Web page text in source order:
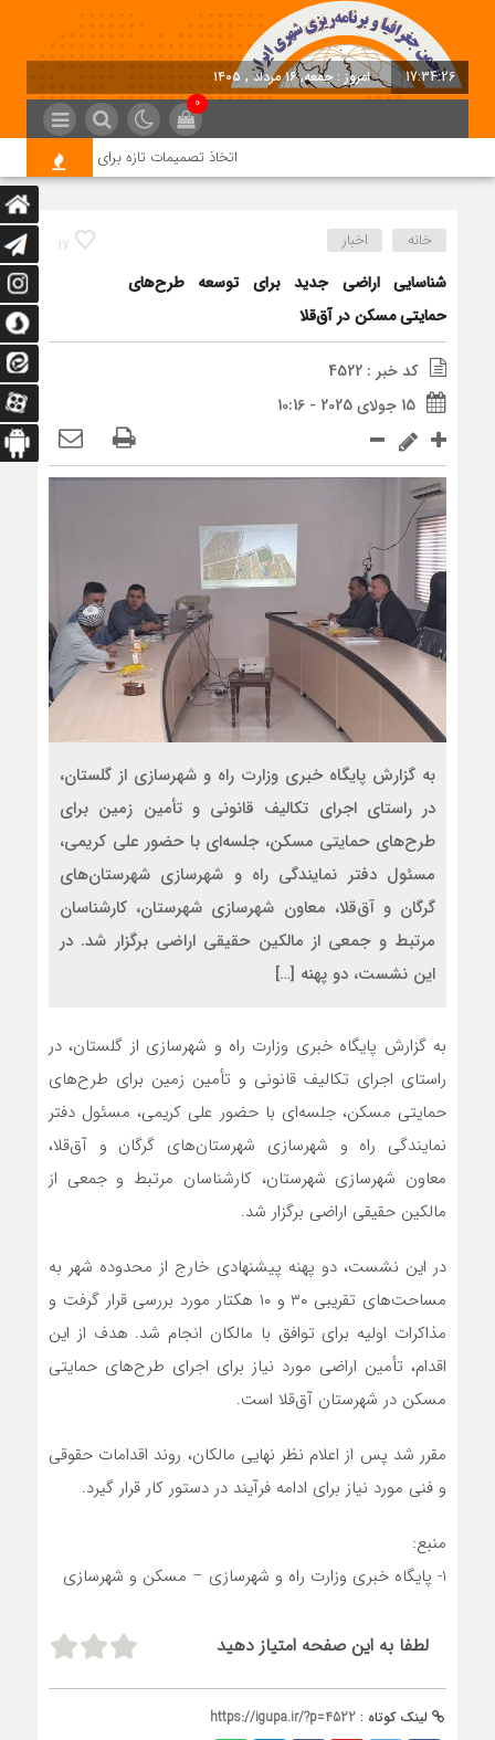
17:34:26 امروز : جمعه, ۱۶ مرداد , ۱۴۰۵
0
اتخاذ تصمیمات تازه برای تسریع در روند
17 خانه اخبار
شناسایی اراضی جدید برای توسعه طرح‌های
حمایتی مسکن در آق‌قلا
کد خبر : 4522
15 جولای 2025 - 10:16
به گزارش پایگاه خبری وزارت راه و شهرسازی از گلستان،
در راستای اجرای تکالیف قانونی و تأمین زمین برای
طرح‌های حمایتی مسکن، جلسه‌ای با حضور علی کریمی،
مسئول دفتر نمایندگی راه و شهرسازی شهرستان‌های
گرگان و آق‌قلا، معاون شهرسازی شهرستان، کارشناسان
مرتبط و جمعی از مالکین حقیقی اراضی برگزار شد. در
این نشست، دو پهنه […]
به گزارش پایگاه خبری وزارت راه و شهرسازی از گلستان، در
راستای اجرای تکالیف قانونی و تأمین زمین برای طرح‌های
حمایتی مسکن، جلسه‌ای با حضور علی کریمی، مسئول دفتر
نمایندگی راه و شهرسازی شهرستان‌های گرگان و آق‌قلا،
معاون شهرسازی شهرستان، کارشناسان مرتبط و جمعی از
مالکین حقیقی اراضی برگزار شد.
در این نشست، دو پهنه پیشنهادی خارج از محدوده شهر به
مساحت‌های تقریبی ۳۰ و ۱۰ هکتار مورد بررسی قرار گرفت و
مذاکرات اولیه برای توافق با مالکان انجام شد. هدف از این
اقدام، تأمین اراضی مورد نیاز برای اجرای طرح‌های حمایتی
مسکن در شهرستان آق‌قلا است.
مقرر شد پس از اعلام نظر نهایی مالکان، روند اقدامات حقوقی
و فنی مورد نیاز برای ادامه فرآیند در دستور کار قرار گیرد.
منبع:
1- پایگاه خبری وزارت راه و شهرسازی – مسکن و شهرسازی
لطفا به این صفحه امتیاز دهید
لینک کوتاه : https://igupa.ir/?p=4522